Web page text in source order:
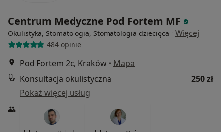
Centrum Medyczne Pod Fortem MF
Okulistyka, Stomatologia, Stomatologia dziecięca · Więcej
484 opinie
Pod Fortem 2c, Kraków • Mapa
Konsultacja okulistyczna
250 zł
Pokaż więcej usług